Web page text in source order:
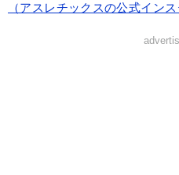
（アスレチックスの公式インス